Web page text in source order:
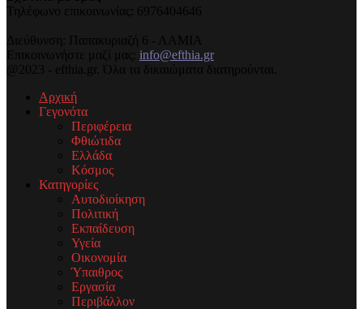
Τηλέφωνo επικοινωνίας: 6976404646
Διεύθυνση: Παπακυριαζή 6 - ΛΑΜΙΑ
Επικοινωνήστε μαζί μας: info@efthia.gr
@2023 - efthia.gr. Όλα τα δικαιώματα διατηρούνται.
Αρχική
Γεγονότα
Περιφέρεια
Φθιώτιδα
Ελλάδα
Κόσμος
Κατηγορίες
Αυτοδιοίκηση
Πολιτική
Εκπαίδευση
Υγεία
Οικονομία
Ύπαιθρος
Εργασία
Περιβάλλον